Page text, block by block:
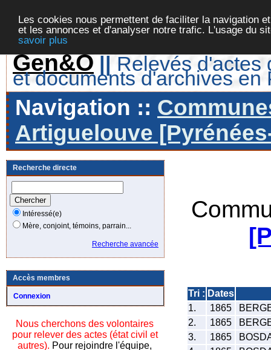
Les cookies nous permettent de faciliter la navigation
et les annonces et d'analyser notre trafic. L'usage du
savoir plus
Gen&O || Relevés d'actes
et documents d'archives en
Navigation ::
Artiguelouve
Recherche directe
Intéressé(e)
Mère, conjoint, témoins, parrain...
Recherche avancée
Accès membres
Connexion
Nous cherchons des volontaires
pour relever des actes (état civil et
autres). Pour rejoindre l'équipe,
Tri : Dates
1.
1865
2.
1865
3.
1865